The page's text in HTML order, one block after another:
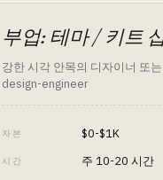
부업: 테마 / 키트
강한 시각 안목의 디자이너 또는
design-engineer
자본 $0-$1K
시간 주 10-20 시간